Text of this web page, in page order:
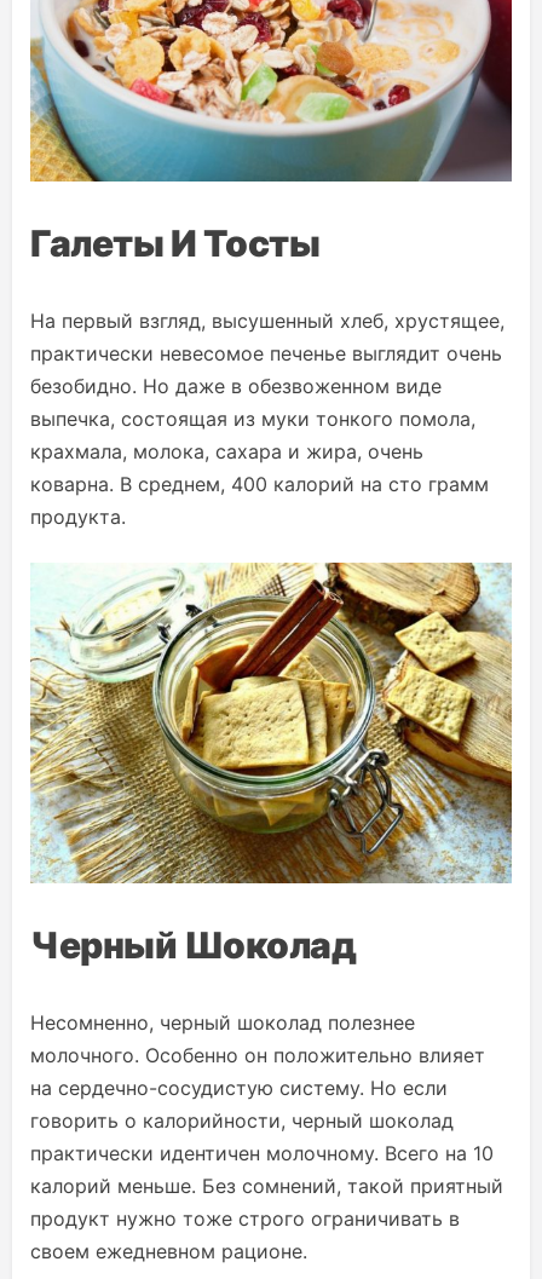
Галеты И Тосты
На первый взгляд, высушенный хлеб, хрустящее,
практически невесомое печенье выглядит очень
безобидно. Но даже в обезвоженном виде
выпечка, состоящая из муки тонкого помола,
крахмала, молока, сахара и жира, очень
коварна. В среднем, 400 калорий на сто грамм
продукта.
Черный Шоколад
Несомненно, черный шоколад полезнее
молочного. Особенно он положительно влияет
на сердечно-сосудистую систему. Но если
говорить о калорийности, черный шоколад
практически идентичен молочному. Всего на 10
калорий меньше. Без сомнений, такой приятный
продукт нужно тоже строго ограничивать в
своем ежедневном рационе.